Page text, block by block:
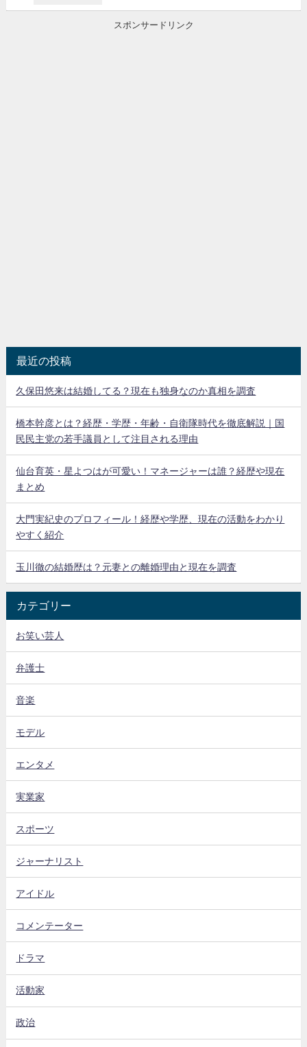
スポンサードリンク
最近の投稿
久保田悠来は結婚してる？現在も独身なのか真相を調査
橋本幹彦とは？経歴・学歴・年齢・自衛隊時代を徹底解説｜国
民民主党の若手議員として注目される理由
仙台育英・星よつはが可愛い！マネージャーは誰？経歴や現在
まとめ
大門実紀史のプロフィール！経歴や学歴、現在の活動をわかり
やすく紹介
玉川徹の結婚歴は？元妻との離婚理由と現在を調査
カテゴリー
お笑い芸人
弁護士
音楽
モデル
エンタメ
実業家
スポーツ
ジャーナリスト
アイドル
コメンテーター
ドラマ
活動家
政治